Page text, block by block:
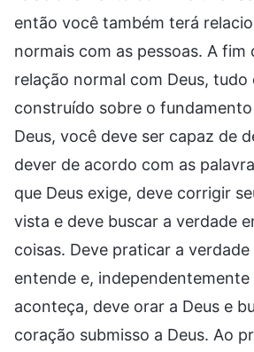
então você também terá
normais com as pessoas. A fim
relação normal com Deus, tudo
construído sobre o
Deus, você deve ser capaz de
dever de acordo com as
que Deus exige, deve corrigir
vista e deve buscar a verdade
coisas. Deve praticar a verdade
entende e, independentemente
aconteça, deve orar a Deus e
coração submisso a Deus. Ao